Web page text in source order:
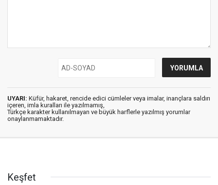
UYARI: Küfür, hakaret, rencide edici cümleler veya imalar, inançlara saldırı
içeren, imla kuralları ile yazılmamış,
Türkçe karakter kullanılmayan ve büyük harflerle yazılmış yorumlar
onaylanmamaktadır.
Keşfet